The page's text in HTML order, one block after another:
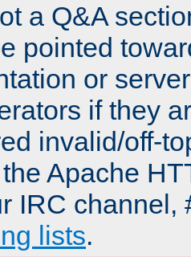
a Q&A
pointed
or
if they
invalid/off-
Apache
IRC channel,
lists.